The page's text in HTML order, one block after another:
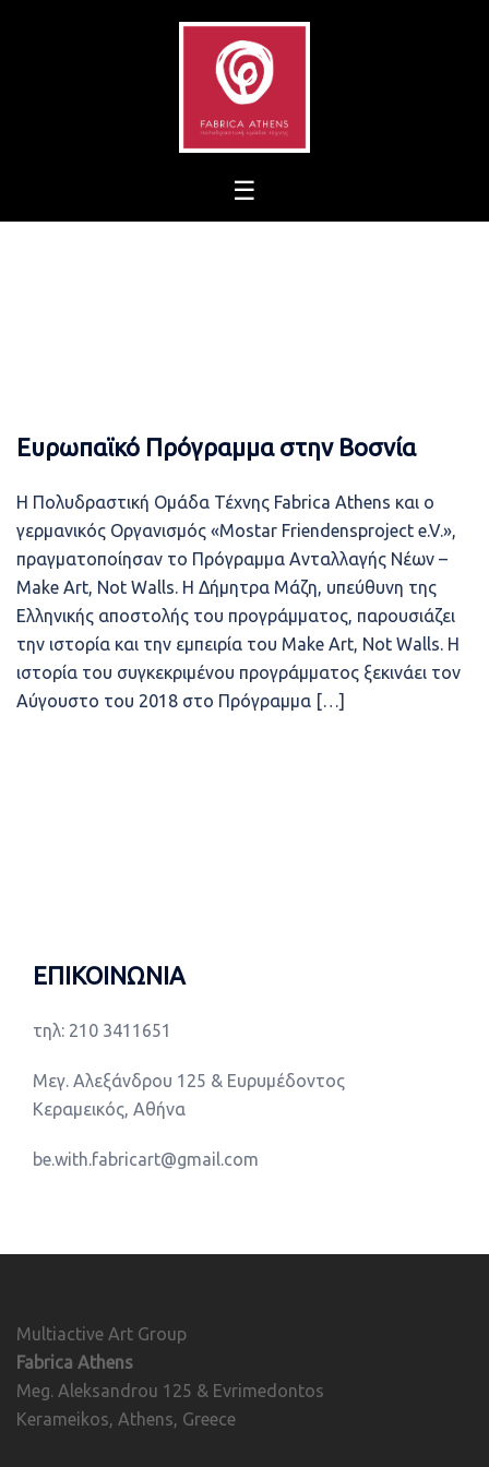
Ευρωπαϊκό Πρόγραμμα στην Βοσνία
Η Πολυδραστική Ομάδα Τέχνης Fabrica Athens και ο
γερμανικός Οργανισμός «Mostar Friendensproject e.V.»,
πραγματοποίησαν το Πρόγραμμα Ανταλλαγής Νέων –
Make Art, Not Walls. Η Δήμητρα Μάζη, υπεύθυνη της
Ελληνικής αποστολής του προγράμματος, παρουσιάζει
την ιστορία και την εμπειρία του Make Art, Not Walls. Η
ιστορία του συγκεκριμένου προγράμματος ξεκινάει τον
Αύγουστο του 2018 στο Πρόγραμμα […]
ΕΠΙΚΟΙΝΩΝΙΑ
τηλ: 210 3411651
Μεγ. Αλεξάνδρου 125 & Ευρυμέδοντος
Κεραμεικός, Αθήνα
be.with.fabricart@gmail.com
Multiactive Art Group
Fabrica Athens
Meg. Aleksandrou 125 & Evrimedontos
Kerameikos, Athens, Greece